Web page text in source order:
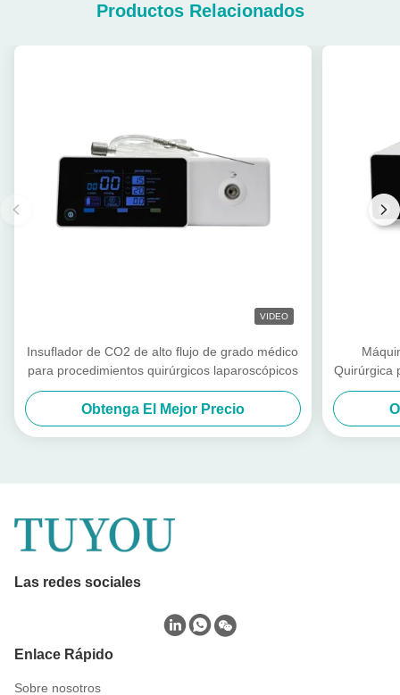
Productos Relacionados
VIDEO
Insuflador de CO2 de alto flujo de grado médico
para procedimientos quirúrgicos laparoscópicos
Obtenga El Mejor Precio
Quirúrgica
Las redes sociales
Enlace Rápido
Sobre nosotros